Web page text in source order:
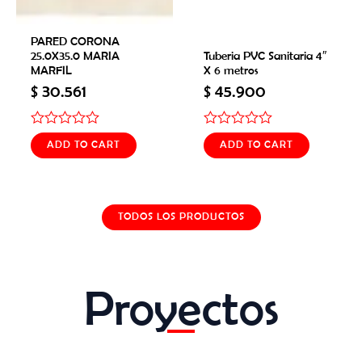
PARED CORONA
25.0X35.0 MARIA
MARFIL
$30.561
Rated
0
out
ADD TO CART
Tuberia PVC Sanitaria 4″
X 6 metros
$45.900
Rated
0
out
ADD TO CART
TODOS LOS PRODUCTOS
Proyectos